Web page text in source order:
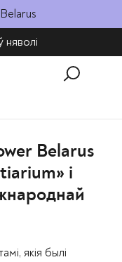
няволі​
Belarus
і
якія былі